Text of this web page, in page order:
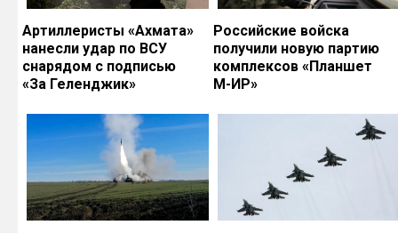
Артиллеристы «Ахмата»
нанесли удар по ВСУ
снарядом с подписью
«За Геленджик»
Российские войска
получили новую партию
комплексов «Планшет
М-ИР»